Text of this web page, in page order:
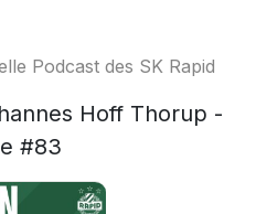
Podcast des SK Rapid
Hoff Thorup -
#83